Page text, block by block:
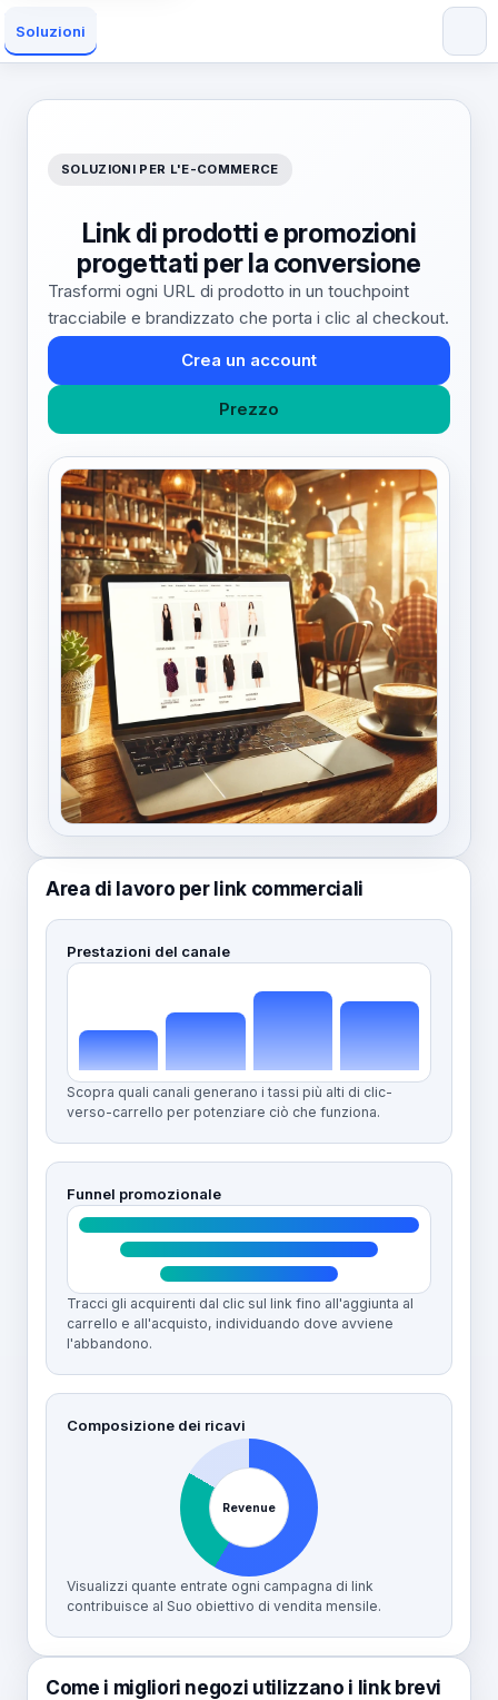
Soluzioni
SOLUZIONI PER L'E-COMMERCE
Link di prodotti e promozioni
progettati per la conversione
Trasformi ogni URL di prodotto in un touchpoint
tracciabile e brandizzato che porta i clic al checkout.
Crea un account
Prezzo
Area di lavoro per link commerciali
Prestazioni del canale
Scopra quali canali generano i tassi più alti di clic-
verso-carrello per potenziare ciò che funziona.
Funnel promozionale
Tracci gli acquirenti dal clic sul link fino all'aggiunta al
carrello e all'acquisto, individuando dove avviene
l'abbandono.
Composizione dei ricavi
Revenue
Visualizzi quante entrate ogni campagna di link
contribuisce al Suo obiettivo di vendita mensile.
Come i migliori negozi utilizzano i link brevi